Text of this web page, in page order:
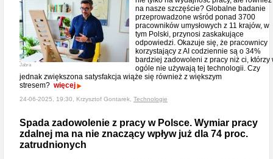
Jabra
na nasze szczęście? Globalne badanie
przeprowadzone wśród ponad 3700
pracowników umysłowych z 11 krajów, w
tym Polski, przynosi zaskakujące
odpowiedzi. Okazuje się, że pracownicy
korzystający z AI codziennie są o 34%
bardziej zadowoleni z pracy niż ci, którzy
ogóle nie używają tej technologii. Czy
jednak zwiększona satysfakcja wiąże się również z większym
stresem? więcej
24-06-2025, 19:30, Krzysztof Gontarek, Technologie
Spada zadowolenie z pracy w Polsce. Wymiar pracy
zdalnej ma na nie znaczący wpływ już dla 74 proc.
zatrudnionych